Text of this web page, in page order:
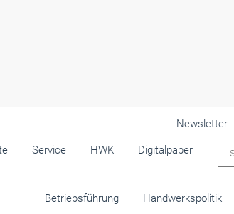
Service HWK Digitalpaper
Newsletter
Betriebsführung Handwerkspolitik